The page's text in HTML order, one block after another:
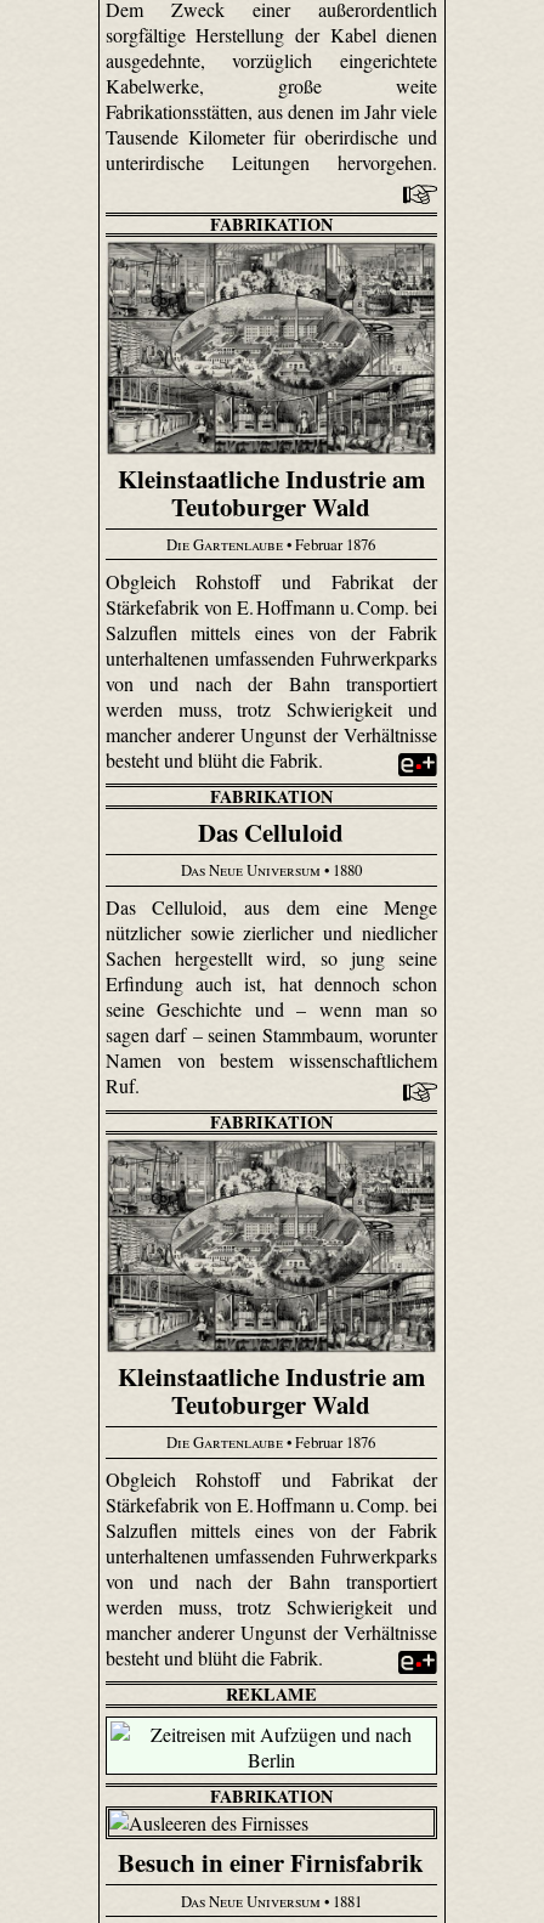
Dem Zweck einer außerordentlich
sorgfältige Herstellung der Kabel dienen
ausgedehnte, vorzüglich eingerichtete
Kabelwerke, große weite
Fabrikationsstätten, aus denen im Jahr viele
Tausende Kilometer für oberirdische und
unterirdische Leitungen hervorgehen.
FABRIKATION
Kleinstaatliche Industrie am
Teutoburger Wald
Die Gartenlaube• Februar 1876
Obgleich Rohstoff und Fabrikat der
Stärkefabrik von E. Hoffmann u. Comp. bei
Salzuflen mittels eines von der Fabrik
unterhaltenen umfassenden Fuhr­werk­parks
von und nach der Bahn transportiert
werden muss, trotz Schwierigkeit und
mancher anderer Ungunst der Verhältnisse
besteht und blüht die Fabrik.
FABRIKATION
Das Celluloid
Das Neue Universum • 1880
Das Celluloid, aus dem eine Menge
nützlicher sowie zierlicher und niedlicher
Sachen hergestellt wird, so jung seine
Erfindung auch ist, hat dennoch schon
seine Geschichte und – wenn man so
sagen darf – seinen Stammbaum, worunter
Namen von bestem wissenschaftlichem
Ruf.
FABRIKATION
Kleinstaatliche Industrie am
Teutoburger Wald
Die Gartenlaube• Februar 1876
Obgleich Rohstoff und Fabrikat der
Stärkefabrik von E. Hoffmann u. Comp. bei
Salzuflen mittels eines von der Fabrik
unterhaltenen umfassenden Fuhr­werk­parks
von und nach der Bahn transportiert
werden muss, trotz Schwierigkeit und
mancher anderer Ungunst der Verhältnisse
besteht und blüht die Fabrik.
REKLAME
FABRIKATION
Besuch in einer Firnisfabrik
Das Neue Universum • 1881